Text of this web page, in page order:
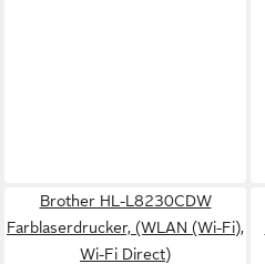
Brother HL-L8230CDW
Farblaserdrucker, (WLAN (Wi-Fi),
Wi-Fi Direct)